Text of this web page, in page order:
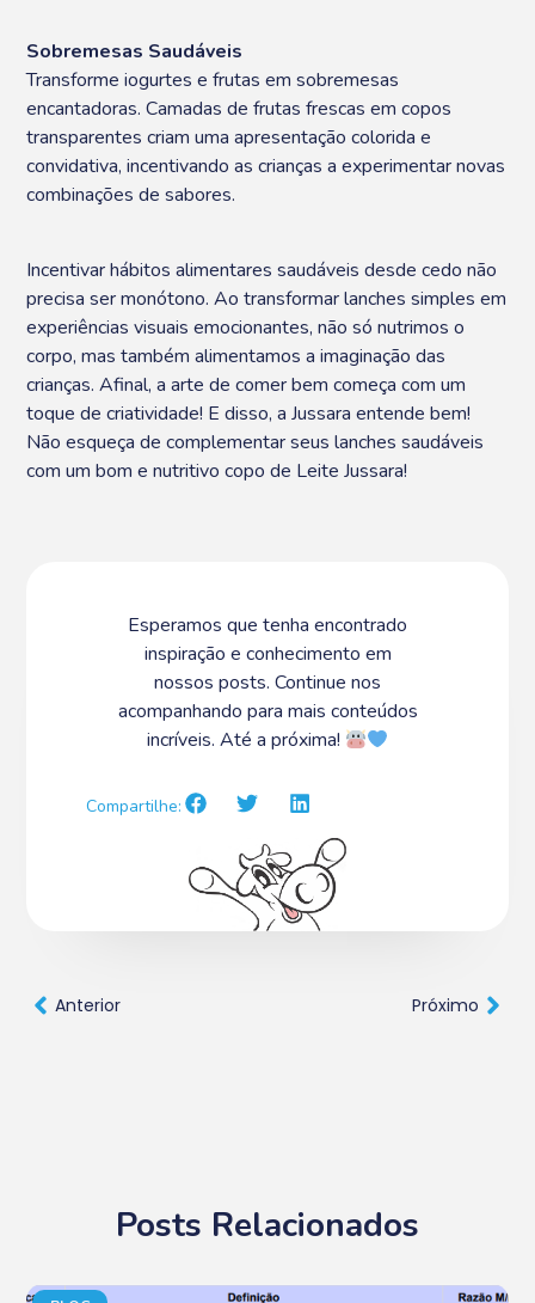
Sobremesas Saudáveis
Transforme iogurtes e frutas em sobremesas
encantadoras. Camadas de frutas frescas em copos
transparentes criam uma apresentação colorida e
convidativa, incentivando as crianças a experimentar novas
combinações de sabores.
Incentivar hábitos alimentares saudáveis desde cedo não
precisa ser monótono. Ao transformar lanches simples em
experiências visuais emocionantes, não só nutrimos o
corpo, mas também alimentamos a imaginação das
crianças. Afinal, a arte de comer bem começa com um
toque de criatividade! E disso, a Jussara entende bem!
Não esqueça de complementar seus lanches saudáveis
com um bom e nutritivo copo de Leite Jussara!
Esperamos que tenha encontrado
inspiração e conhecimento em
nossos posts. Continue nos
acompanhando para mais conteúdos
incríveis. Até a próxima!
Compartilhe:
Anterior Próximo
Posts Relacionados